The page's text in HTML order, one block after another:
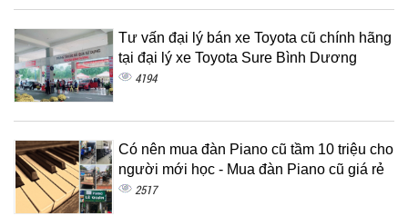
Tư vấn đại lý bán xe Toyota cũ chính hãng
tại đại lý xe Toyota Sure Bình Dương
4194
Có nên mua đàn Piano cũ tầm 10 triệu cho
người mới học - Mua đàn Piano cũ giá rẻ
2517